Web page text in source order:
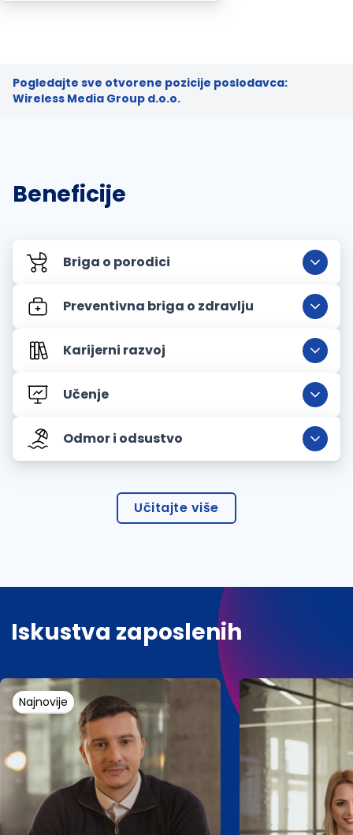
Pogledajte sve otvorene pozicije poslodavca:
Wireless Media Group d.o.o.
Beneficije
Briga o porodici
Preventivna briga o zdravlju
Karijerni razvoj
Učenje
Odmor i odsustvo
Učitajte više
Iskustva zaposlenih
Najnovije